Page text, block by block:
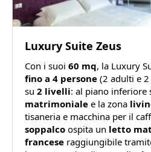
Luxury Suite Zeus
Con i suoi 60 mq, la Luxury
fino a 4 persone (2 adulti e
su 2 livelli: al piano inferiore
matrimoniale e la zona
tisaneria e macchina per il
soppalco ospita un letto
francese raggiungibile